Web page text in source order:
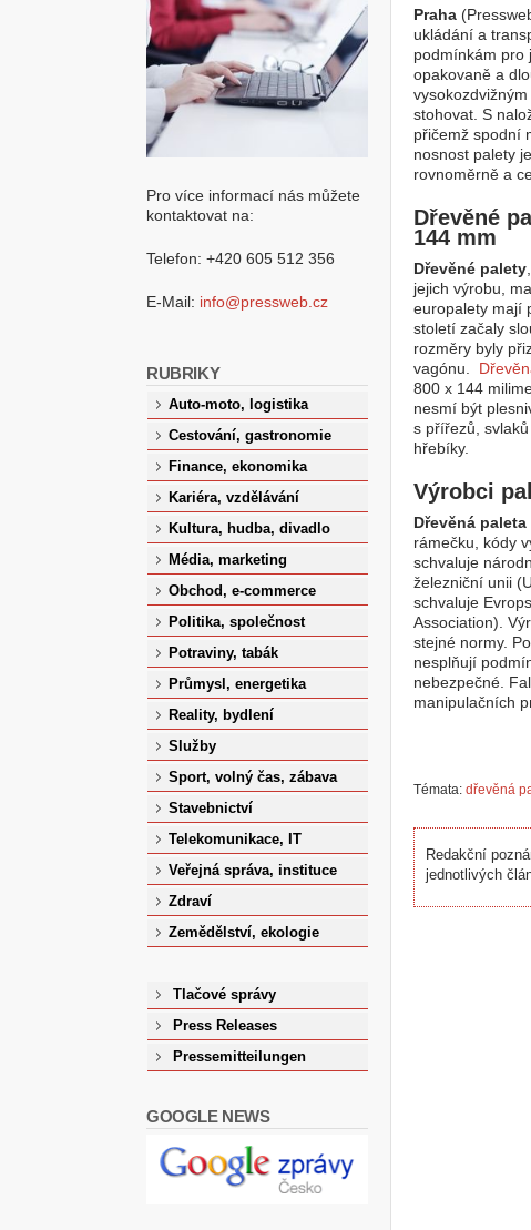
Praha
ukládání a
podmínkám pro
opakovaně a
stohovat. S
přičemž spodní
nosnost palety
rovnoměrně a
Dřevěné
144 mm
Dřevěné palety
jejich výrobu,
europalety mají
století začaly
rozměry byly
vagónu.
800 x 144
nesmí být
s přířezů,
hřebíky.
Výrobci
Dřevěná paleta
rámečku, kódy
schvaluje
železniční unii
schvaluje
Association).
stejné normy.
nesplňují
nebezpečné.
manipulačních
Témata: dřevěná
Redakční
jednotlivých
Pro více informací nás můžete
kontaktovat na:
Telefon: +420 605 512 356
E-Mail: info@pressweb.cz
RUBRIKY
Auto-moto, logistika
Cestování, gastronomie
Finance, ekonomika
Kariéra, vzdělávání
Kultura, hudba, divadlo
Média, marketing
Obchod, e-commerce
Politika, společnost
Potraviny, tabák
Průmysl, energetika
Reality, bydlení
Služby
Sport, volný čas, zábava
Stavebnictví
Telekomunikace, IT
Veřejná správa, instituce
Zdraví
Zemědělství, ekologie
Tlačové správy
Press Releases
Pressemitteilungen
GOOGLE NEWS